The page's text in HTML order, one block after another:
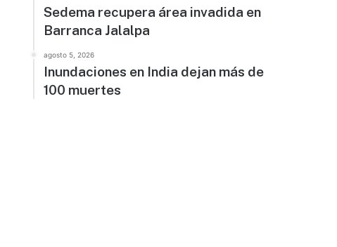
Sedema recupera área invadida en
Barranca Jalalpa
agosto 5, 2026
Inundaciones en India dejan más de
100 muertes